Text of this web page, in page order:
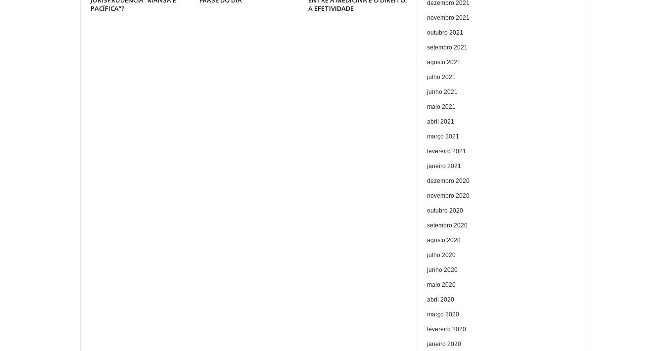
PACÍFICA”?
A EFETIVIDADE
dezembro 2021
novembro 2021
outubro 2021
setembro 2021
agosto 2021
julho 2021
junho 2021
maio 2021
abril 2021
março 2021
fevereiro 2021
janeiro 2021
dezembro 2020
novembro 2020
outubro 2020
setembro 2020
agosto 2020
julho 2020
junho 2020
maio 2020
abril 2020
março 2020
fevereiro 2020
janeiro 2020